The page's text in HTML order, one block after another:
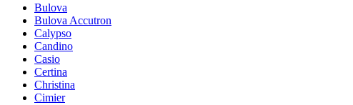
Bulova
Bulova Accutron
Calypso
Candino
Casio
Certina
Christina
Cimier